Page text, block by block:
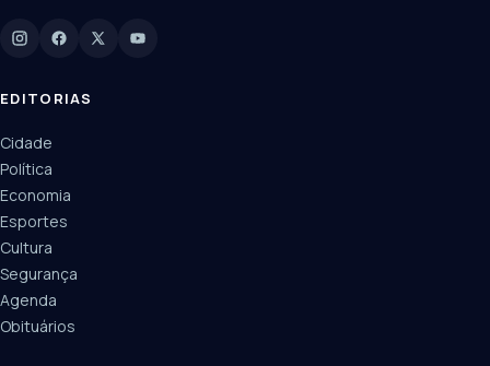
Manchetes, colunistas e editorias do JN
EDITORIAS
Cidade
Política
Economia
Esportes
Cultura
Segurança
Agenda
Obituários